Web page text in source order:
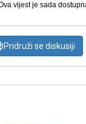
vijest je sada
Pridruži se diskusiji